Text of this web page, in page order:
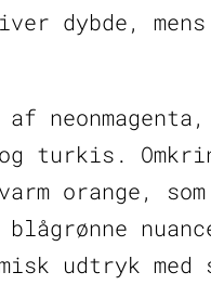
dybde,
af
turkis.
orange,
blågrønne
udtryk